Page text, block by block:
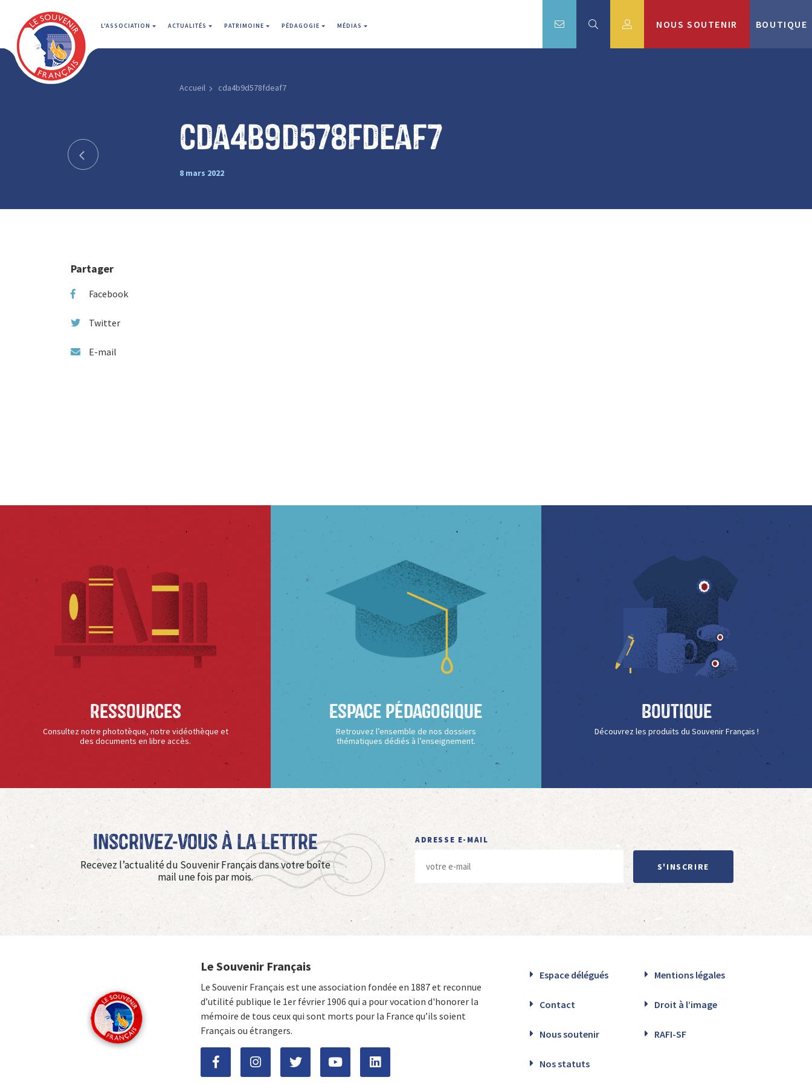
L'ASSOCIATION ACTUALITÉS PATRIMOINE PÉDAGOGIE MÉDIAS NOUS SOUTENIR BOUTIQUE
Accueil cda4b9d578fdeaf7
cda4b9d578fdeaf7
8 mars 2022
Partager
Facebook
Twitter
E-mail
Ressources
Consultez notre phototèque, notre vidéothèque et
des documents en libre accès.
Espace Pédagogique
Retrouvez l’ensemble de nos dossiers
thématiques dédiés à l’enseignement.
Boutique
Découvrez les produits du Souvenir Français !
Inscrivez-vous à La Lettre
Recevez l’actualité du Souvenir Français dans votre boîte
mail une fois par mois.
ADRESSE E-MAIL
S'INSCRIRE
Le Souvenir Français
Le Souvenir Français est une association fondée en 1887 et reconnue
d’utilité publique le 1er février 1906 qui a pour vocation d'honorer la
mémoire de tous ceux qui sont morts pour la France qu’ils soient
Français ou étrangers.
Espace délégués Mentions légales
Contact Droit à l’image
Nous soutenir RAFI-SF
Nos statuts